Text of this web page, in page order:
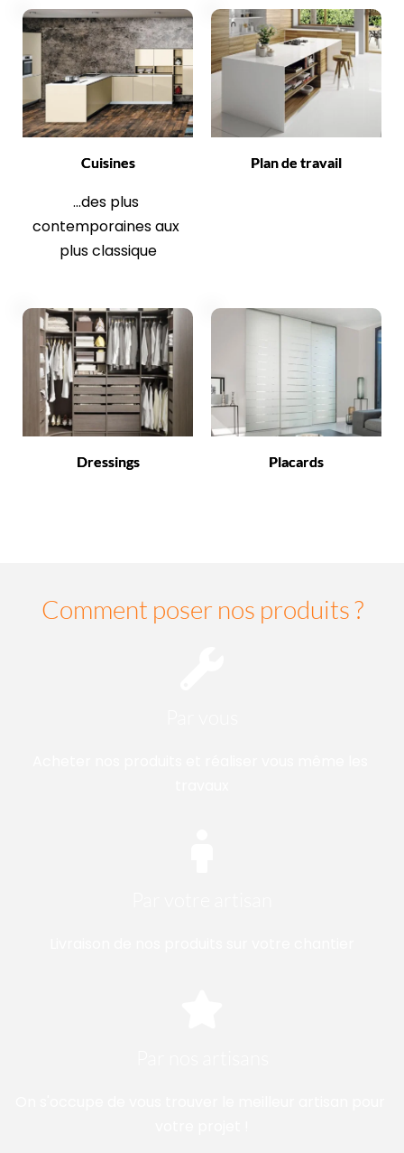
Cuisines
...des plus
contemporaines aux
plus classique
Plan de travail
Dressings Placards
Comment poser nos produits ?